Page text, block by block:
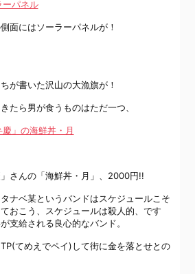
面にはソーラーパネルが！
が書いた沢山の大漁旗が！
たら男が食うものはただ一つ、
さんの「海鮮丼・月」、2000円!!
ナベ某というバンドはスケジュールこそ
おこう、スケジュールは殺人的、です
支給される良心的なバンド。
てめえでペイ)して街に金を落とせとの